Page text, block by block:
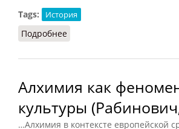
Tags: История
Подробнее
Алхимия как
культуры
…Алхимия в контексте европейской